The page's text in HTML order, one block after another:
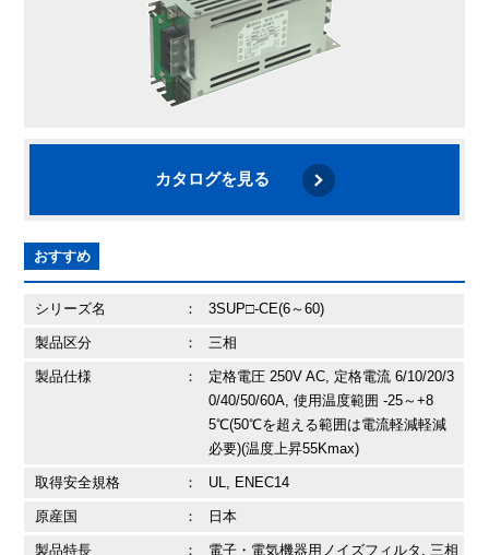
カタログを見る
おすすめ
シリーズ名 ： 3SUP□-CE(6～60)
製品区分 ： 三相
製品仕様 ：
定格電圧 250V AC, 定格電流 6/10/20/3
0/40/50/60A, 使用温度範囲 -25～+8
5℃(50℃を超える範囲は電流軽減軽減
必要)(温度上昇55Kmax)
取得安全規格 ： UL, ENEC14
原産国 ： 日本
製品特長 ：
電子・電気機器用ノイズフィルタ, 三相